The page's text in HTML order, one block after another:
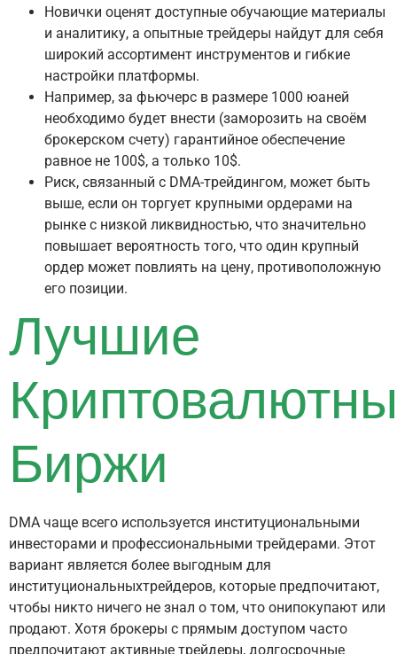
Новички оценят доступные обучающие материалы
и аналитику, а опытные трейдеры найдут для себя
широкий ассортимент инструментов и гибкие
настройки платформы.
Например, за фьючерс в размере 1000 юаней
необходимо будет внести (заморозить на своём
брокерском счету) гарантийное обеспечение
равное не 100$, а только 10$.
Риск, связанный с DMA-трейдингом, может быть
выше, если он торгует крупными ордерами на
рынке с низкой ликвидностью, что значительно
повышает вероятность того, что один крупный
ордер может повлиять на цену, противоположную
его позиции.
Лучшие
Биржи
DMA чаще всего используется институциональными
инвесторами и профессиональными трейдерами. Этот
вариант является более выгодным для
институциональныхтрейдеров, которые предпочитают,
чтобы никто ничего не знал о том, что онипокупают или
продают. Хотя брокеры с прямым доступом часто
предпочитают активные трейдеры, долгосрочные